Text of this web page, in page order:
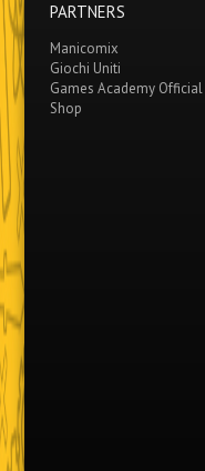
PARTNERS
Manicomix
Giochi Uniti
Games Academy Official
Shop